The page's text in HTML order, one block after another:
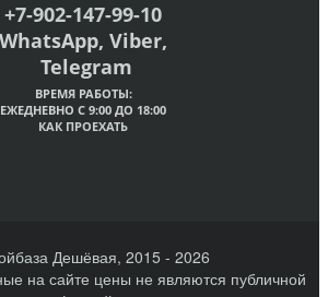
+7-902-147-99-10
WhatsApp, Viber,
Telegram
ВРЕМЯ РАБОТЫ:
ЕЖЕДНЕВНО С 9:00 ДО 18:00
КАК ПРОЕХАТЬ
Дешёвая, 2015 - 2026
на сайте цены не являются публичной